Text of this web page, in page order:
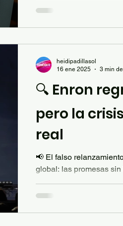
liderar desde la
🔍 Enron
pero la
real
📢 El falso
global: las promesas
heidipadillasol
16 ene 2025
3 min